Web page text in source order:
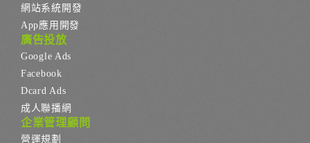
網站系統開發
App應用開發
廣告投放
Google Ads
Facebook
Dcard Ads
成人聯播網
企業管理顧問
營運規劃